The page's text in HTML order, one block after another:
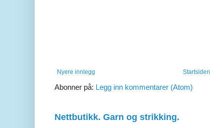
Nyere innlegg Startsiden
Abonner på: Legg inn kommentarer (Atom)
Nettbutikk. Garn og strikking.